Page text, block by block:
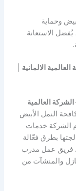
وحماية
الاستعانة
الالمانية
العالمية
النمل الأبيض
الشركة خدمات
بطرق فعّالة
فريق عمل مدرب
والمنشآت من